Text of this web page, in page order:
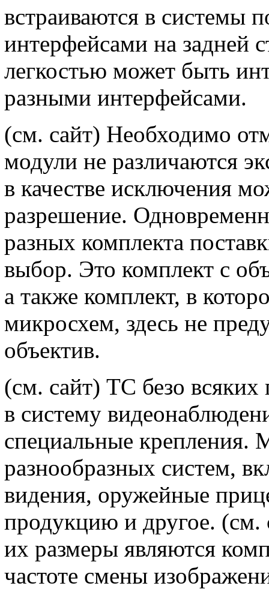
встраиваются в системы
интерфейсами на задней
легкостью может быть
разными интерфейсами.
(см. сайт) Необходимо
модули не различаются
в качестве исключения
разрешение.
разных комплекта
выбор. Это комплект с
а также комплект, в
микросхем, здесь не
объектив.
(см. сайт) ТС безо
в систему
специальные
разнообразных систем,
видения, оружейные
продукцию и другое. (см.
их размеры являются
частоте смены